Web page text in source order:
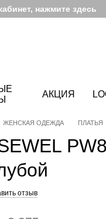
нажмите здесь
АКЦИЯ
ЖЕНСКАЯ ОДЕЖДА ПЛАТЬЯ
отзыв